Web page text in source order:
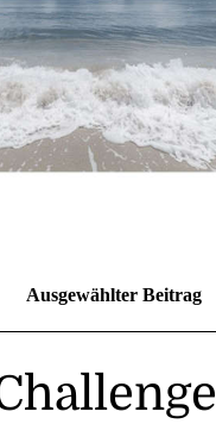
Ausgewählter Beitrag